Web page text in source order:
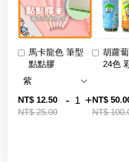
馬卡龍色 筆型
點點膠
NT$ 12.50
NT$ 25.00
- +
胡蘿
24色
NT$
NT$